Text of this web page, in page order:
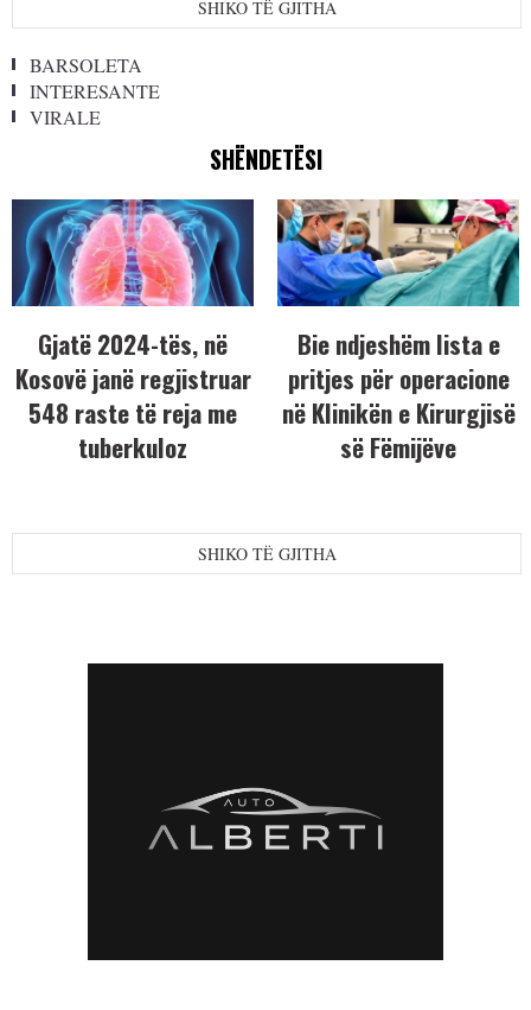
SHIKO TË GJITHA
BARSOLETA
INTERESANTE
VIRALE
SHËNDETËSI
Gjatë 2024-tës, në
Kosovë janë regjistruar
548 raste të reja me
tuberkuloz
Bie ndjeshëm lista e
pritjes për operacione
në Klinikën e Kirurgjisë
së Fëmijëve
SHIKO TË GJITHA